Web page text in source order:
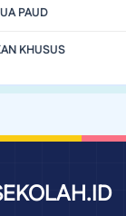
PAUD
KHUSUS